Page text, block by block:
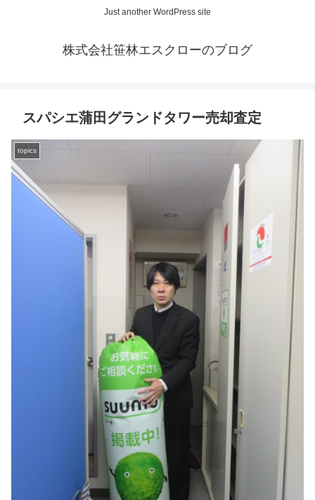
Just another WordPress site
株式会社笹林エスクローのブログ
スパシエ蒲田グランドタワー売却査定
topics